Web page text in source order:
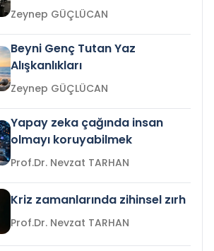
Zeynep GÜÇLÜCAN
Beyni Genç Tutan Yaz
Alışkanlıkları
Zeynep GÜÇLÜCAN
Yapay zeka çağında insan
olmayı koruyabilmek
Prof.Dr. Nevzat TARHAN
Kriz zamanlarında zihinsel zırh
Prof.Dr. Nevzat TARHAN